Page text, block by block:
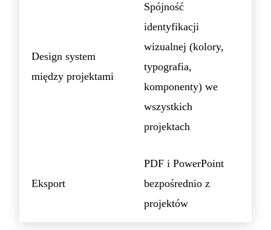
Design system
między projektami
Spójność
identyfikacji
wizualnej (kolory,
typografia,
komponenty) we
wszystkich
projektach
Eksport
PDF i PowerPoint
bezpośrednio z
projektów